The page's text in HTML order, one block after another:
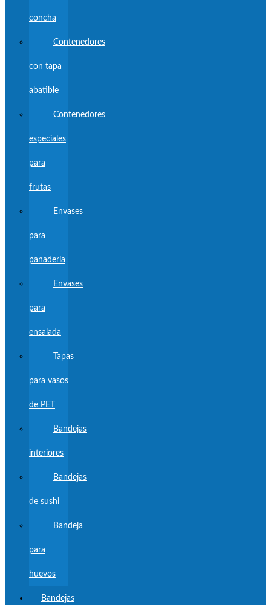
concha
Contenedores
con tapa
abatible
Contenedores
especiales
para
frutas
Envases
para
panadería
Envases
para
ensalada
Tapas
para vasos
de PET
Bandejas
interiores
Bandejas
de sushi
Bandeja
para
huevos
Bandejas